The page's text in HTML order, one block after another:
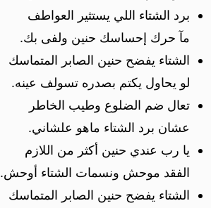
برد الشتاء اللي يستثير العواطف
مآ حرك إحساسك حنين ولفى بك.
الشتاء يفضح حنين الصابر المتماسك
لو يحاول يكتم بصدره تسولف عينه.
تعال ضم الضلوع وطيب الخاطر
عشان برد الشتاء ماهو علشاني.
يا رب عندي حنين أكثر من اللازم
الفقد موحش ونسمات الشتاء أوحش.
الشتاء يفضح حنين الصابر المتماسك